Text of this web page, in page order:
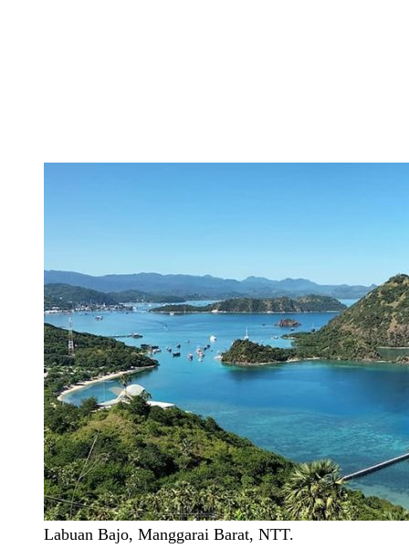
Labuan Bajo, Manggarai Barat, NTT.